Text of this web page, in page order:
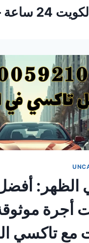
تاكسي
الظهر:
أجرة
مع تاكسي